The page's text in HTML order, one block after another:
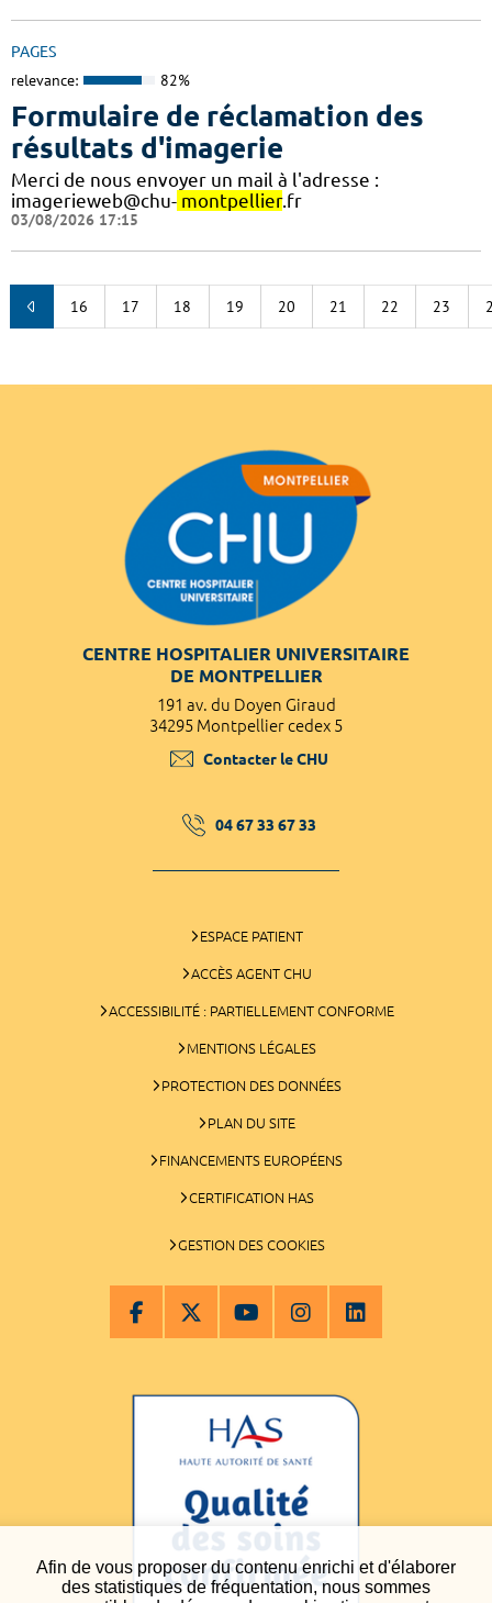
Afin de vous proposer du contenu enrichi et d'élaborer
des statistiques de fréquentation, nous sommes
PAGES
relevance: 82%
Formulaire de réclamation des
résultats d'imagerie
Merci de nous envoyer un mail à l'adresse :
imagerieweb@chu- montpellier.fr
03/08/2026 17:15
16 17 18 19 20 21 22 23
CENTRE HOSPITALIER UNIVERSITAIRE
DE MONTPELLIER
191 av. du Doyen Giraud
34295 Montpellier cedex 5
Contacter le CHU
04 67 33 67 33
ESPACE PATIENT
ACCÈS AGENT CHU
ACCESSIBILITÉ : PARTIELLEMENT CONFORME
MENTIONS LÉGALES
PROTECTION DES DONNÉES
PLAN DU SITE
FINANCEMENTS EUROPÉENS
CERTIFICATION HAS
GESTION DES COOKIES